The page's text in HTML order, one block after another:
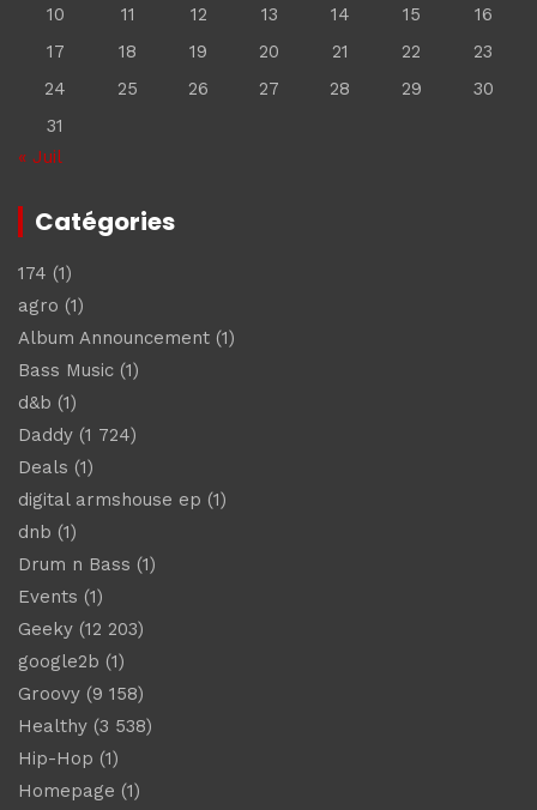
10
11 12 13 14 15
16
17
18 19 20 21 22
23
24
25 26 27 28 29
30
31
« Juil
Catégories
174 (1)
agro (1)
Album Announcement (1)
Bass Music (1)
d&b (1)
Daddy (1 724)
Deals (1)
digital armshouse ep (1)
dnb (1)
Drum n Bass (1)
Events (1)
Geeky (12 203)
google2b (1)
Groovy (9 158)
Healthy (3 538)
Hip-Hop (1)
Homepage (1)